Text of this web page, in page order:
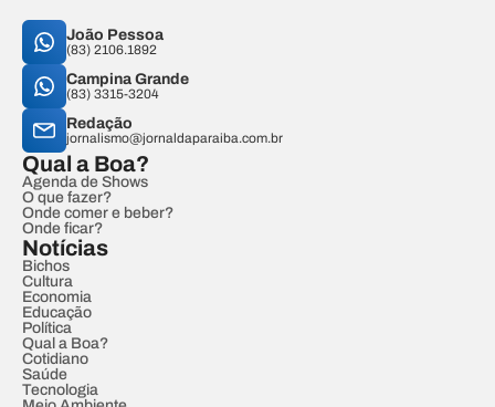
João Pessoa
(83) 2106.1892
Campina Grande
(83) 3315-3204
Redação
jornalismo@jornaldaparaiba.com.br
Qual a Boa?
Agenda de Shows
O que fazer?
Onde comer e beber?
Onde ficar?
Notícias
Bichos
Cultura
Economia
Educação
Política
Qual a Boa?
Cotidiano
Saúde
Tecnologia